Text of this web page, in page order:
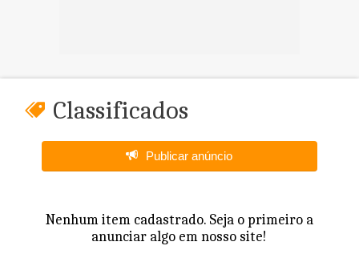
Classificados
Publicar anúncio
Nenhum item cadastrado. Seja o primeiro a
anunciar algo em nosso site!